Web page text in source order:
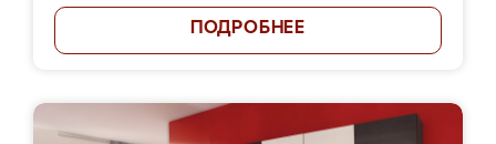
ПОДРОБНЕЕ